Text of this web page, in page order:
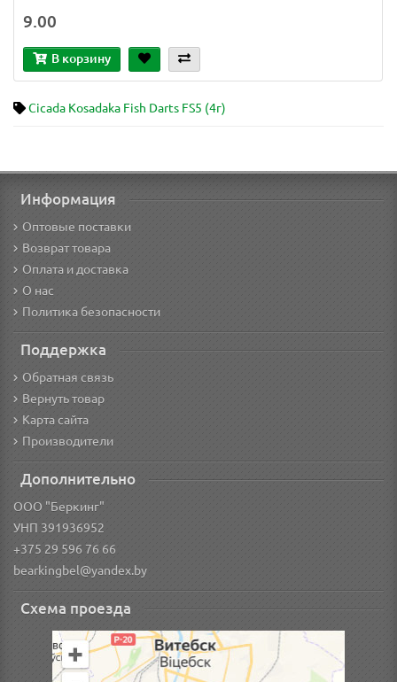
9.00
В корзину
Cicada Kosadaka Fish Darts FS5 (4г)
Информация
Оптовые поставки
Возврат товара
Оплата и доставка
О нас
Политика безопасности
Поддержка
Обратная связь
Вернуть товар
Карта сайта
Производители
Дополнительно
ООО "Беркинг"
УНП 391936952
+375 29 596 76 66
bearkingbel@yandex.by
Схема проезда